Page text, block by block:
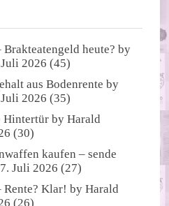
heute? by
2026 (45)
aus Bodenrente by
2026 (35)
Hintertür byHarald
(30)
kaufen – sende
Juli 2026 (27)
Klar! byHarald
(26)